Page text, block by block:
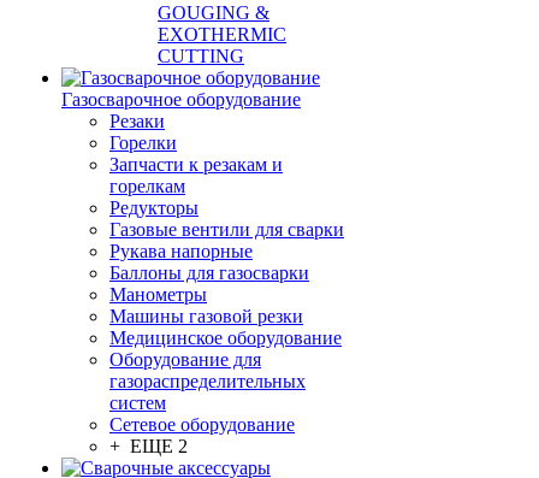
GOUGING &
EXOTHERMIC
CUTTING
Газосварочное оборудование
Резаки
Горелки
Запчасти к резакам и
горелкам
Редукторы
Газовые вентили для сварки
Рукава напорные
Баллоны для газосварки
Манометры
Машины газовой резки
Медицинское оборудование
Оборудование для
газораспределительных
систем
Сетевое оборудование
+ ЕЩЕ 2